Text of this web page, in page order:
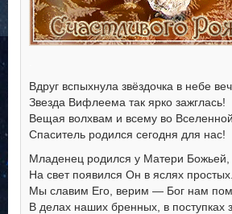
Вдруг вспыхнула звёздочка в небе
Звезда Вифлеема так ярко зажглась!
Вещая волхвам и всему во
Спаситель родился сегодня для нас!
Младенец родился у Матери Божьей,
На свет появился Он в яслях простых.
Мы славим Его, верим — Бог нам
В делах наших бренных, в поступках